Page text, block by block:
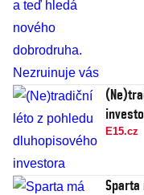
E15.cz
Sparta